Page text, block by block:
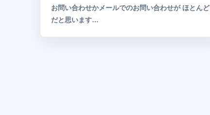
お問い合わせかメールでのお問い合わせが ほとんど
だと思います…